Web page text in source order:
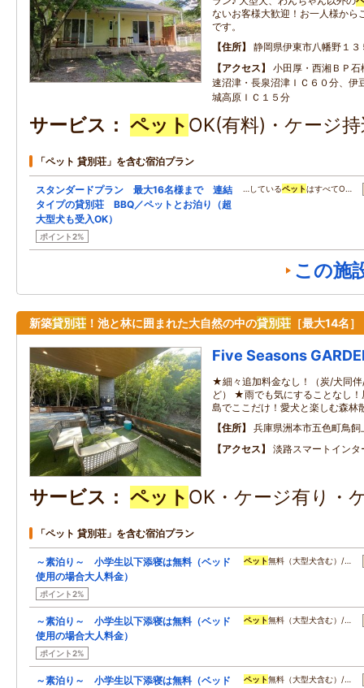
ないお客様大歓迎！お一人様から
です。
住所
静岡県伊東市八幡野１３
アクセス
小田厚・西湘ＢＰ
速沼津・長泉沼津ＩＣ６０分、伊
城高原ＩＣ１５分
サービス ペット OK(有料)・ケージ
「ペット 貸別荘」を含む宿泊プラン
スタンダードプラン 最大16名様まで 連結
タイプの貸別荘 BBQ／ペットとお泊り（超
大型犬も受入OK）
ポイント2%
…しているペットはすべてO…
この施
新築貸別荘 ！池と林に囲まれた大自然の中の貸別荘 ［最大14名］
Five Seasons
★細々追加料金なし！（炭/犬同
ど） ★雨でも気にすることなし
島でここだけ！愛犬と楽しむ森林
住所
兵庫県洲本市五色町鳥飼
アクセス
淡路スマートイン
サービス ペット OK・ケージ有り・
「ペット 貸別荘」を含む宿泊プラン
～素泊り～ 小学生以下添寝は無料（ベッド
使用の場合大人料金）
ポイント2%
ペット無料（大型犬含む）/…
～素泊り～ 小学生以下添寝は無料（ベッド
使用の場合大人料金）
ポイント2%
ペット無料（大型犬含む）/…
～素泊り～ 小学生以下添寝は無料（ベッド
ペット無料（大型犬含む）/…